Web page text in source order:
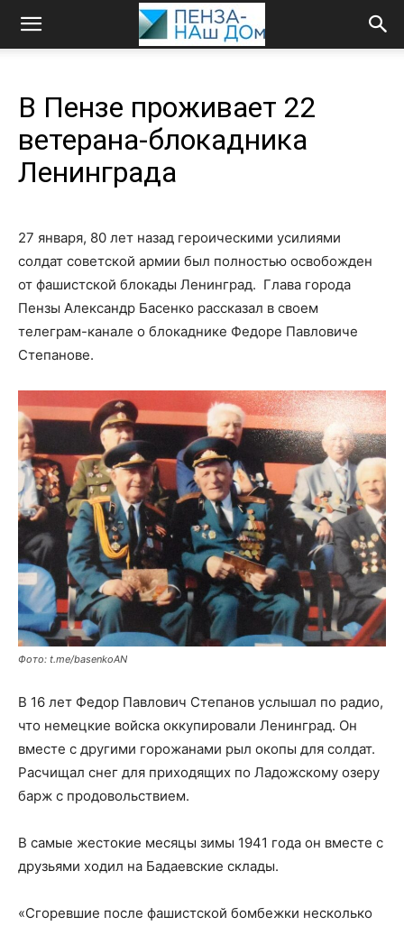
В Пензе проживает 22
ветерана-блокадника
Ленинграда
27 января, 80 лет назад героическими усилиями
солдат советской армии был полностью освобожден
от фашистской блокады Ленинград. Глава города
Пензы Александр Басенко рассказал в своем
телеграм-канале о блокаднике Федоре Павловиче
Степанове.
Фото: t.me/basenkoAN
В 16 лет Федор Павлович Степанов услышал по радио,
что немецкие войска оккупировали Ленинград. Он
вместе с другими горожанами рыл окопы для солдат.
Расчищал снег для приходящих по Ладожскому озеру
барж с продовольствием.
В самые жестокие месяцы зимы 1941 года он вместе с
друзьями ходил на Бадаевские склады.
«Сгоревшие после фашистской бомбежки несколько